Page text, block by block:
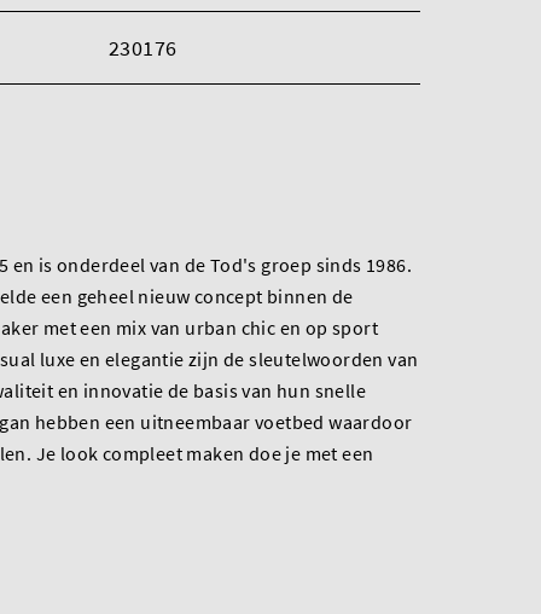
230176
en is onderdeel van de Tod's groep sinds 1986.
een geheel nieuw concept binnen de
met een mix van urban chic en op sport
luxe en elegantie zijn de sleutelwoorden van
en innovatie de basis van hun snelle
hebben een uitneembaar voetbed waardoor
Je look compleet maken doe je met een